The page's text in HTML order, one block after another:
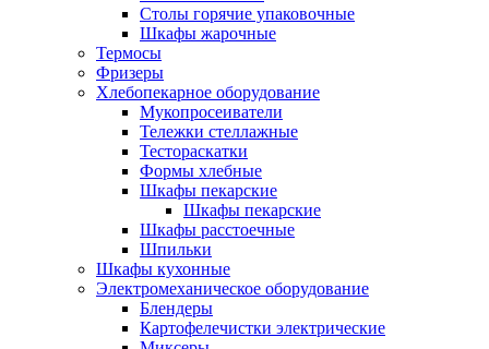
Столы горячие упаковочные
Шкафы жарочные
Термосы
Фризеры
Хлебопекарное оборудование
Мукопросеиватели
Тележки стеллажные
Тестораскатки
Формы хлебные
Шкафы пекарские
Шкафы пекарские
Шкафы расстоечные
Шпильки
Шкафы кухонные
Электромеханическое оборудование
Блендеры
Картофелечистки электрические